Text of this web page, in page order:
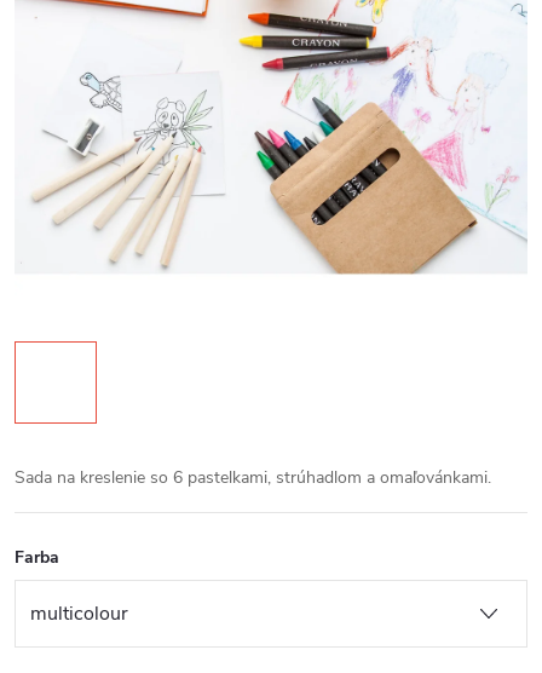
Sada na kreslenie so 6 pastelkami, strúhadlom a omaľovánkami.
Farba